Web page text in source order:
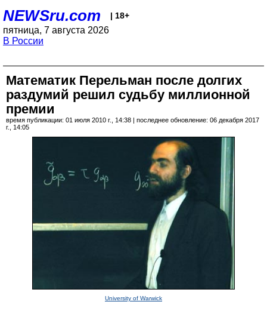
NEWSru.com | 18+
пятница, 7 августа 2026
В России
Математик Перельман после долгих
раздумий решил судьбу миллионной
премии
время публикации: 01 июля 2010 г., 14:38 | последнее обновление: 06 декабря 2017
г., 14:05
University of Warwick